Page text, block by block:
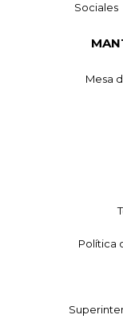
Sociales
Mesa
Política